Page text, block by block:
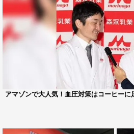
アマゾンで大人気！血圧対策はコーヒーに